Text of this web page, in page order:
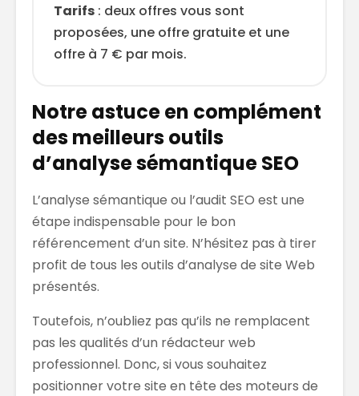
Tarifs : deux offres vous sont
proposées, une offre gratuite et une
offre à 7 € par mois.
Notre astuce en complément
des meilleurs outils
d’analyse sémantique SEO
L’analyse sémantique ou l’audit SEO est une
étape indispensable pour le bon
référencement d’un site. N’hésitez pas à tirer
profit de tous les outils d’analyse de site Web
présentés.
Toutefois, n’oubliez pas qu’ils ne remplacent
pas les qualités d’un rédacteur web
professionnel. Donc, si vous souhaitez
positionner votre site en tête des moteurs de